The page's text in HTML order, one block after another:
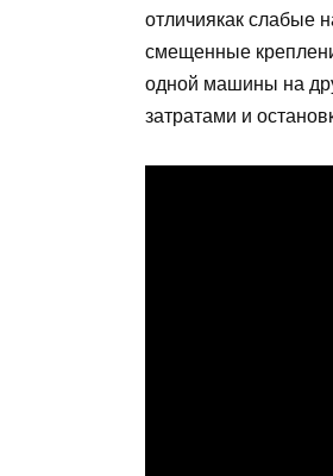
отличиякак слабые
смещенные
одной машины на
затратами и